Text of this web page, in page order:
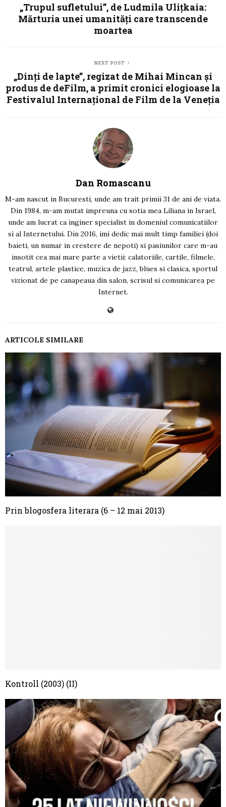
„Trupul sufletului”, de Ludmila Ulițkaia:
Mărturia unei umanități care transcende
moartea
NEXT POST
„Dinți de lapte”, regizat de Mihai Mincan și
produs de deFilm, a primit cronici elogioase la
Festivalul Internațional de Film de la Veneția
Dan Romascanu
M-am nascut in Bucuresti, unde am trait primii 31 de ani de viata.
Din 1984, m-am mutat impreuna cu sotia mea Liliana in Israel,
unde am lucrat ca inginer specialist in domeniul comunicatiilor
si al Internetului. Din 2016, imi dedic mai mult timp familiei (doi
baieti, un numar in crestere de nepoti) si pasiunilor care m-au
insotit cea mai mare parte a vietii: calatoriile, cartile, filmele,
teatrul, artele plastice, muzica de jazz, blues si clasica, sportul
vizionat de pe canapeaua din salon, scrisul si comunicarea pe
Internet.
ARTICOLE SIMILARE
Prin blogosfera literara (6 – 12 mai 2013)
Kontroll (2003) (II)